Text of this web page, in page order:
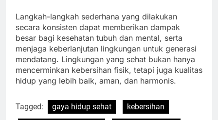
Langkah-langkah sederhana yang dilakukan
secara konsisten dapat memberikan dampak
besar bagi kesehatan tubuh dan mental, serta
menjaga keberlanjutan lingkungan untuk generasi
mendatang. Lingkungan yang sehat bukan hanya
mencerminkan kebersihan fisik, tetapi juga kualitas
hidup yang lebih baik, aman, dan harmonis.
Tagged: gaya hidup sehat
kebersihan